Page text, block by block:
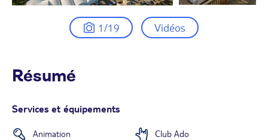
1/19 Vidéos
Résumé
Services et équipements
Animation
Club Ado